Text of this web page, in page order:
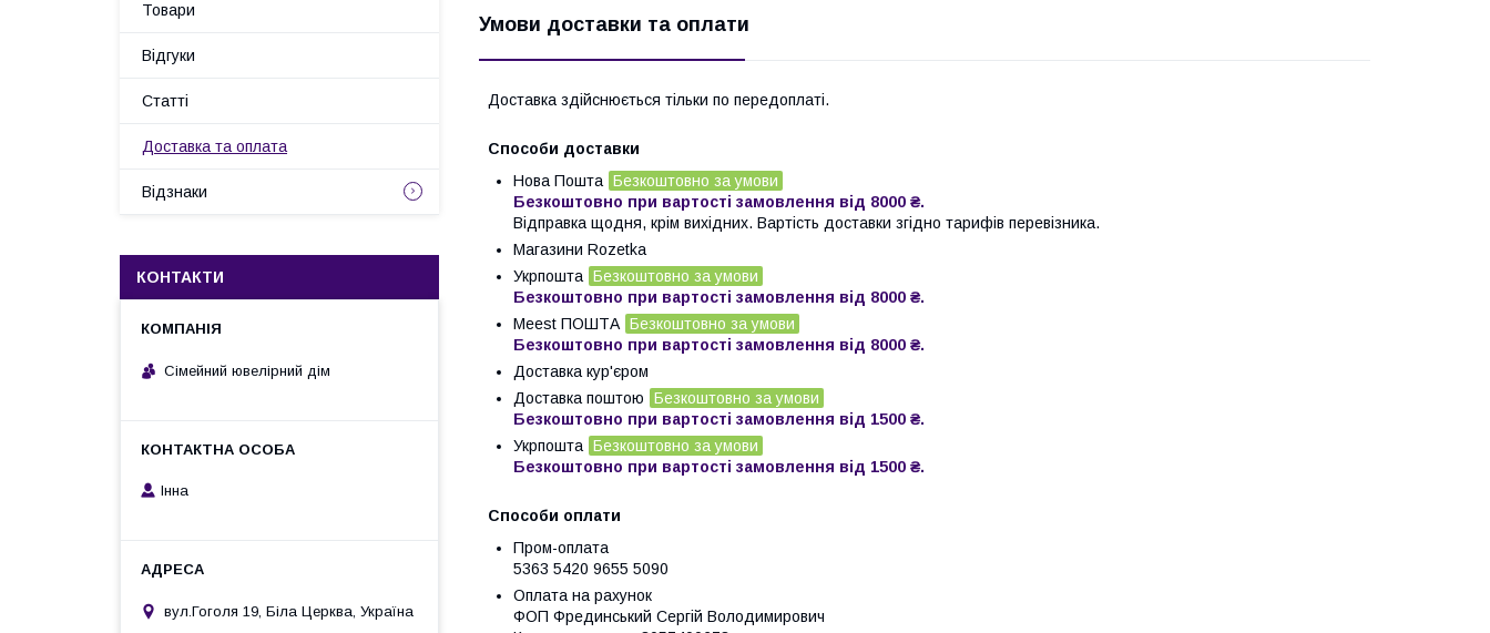
Умови доставки та оплати
Доставка здійснюється тільки по передоплаті.
Способи доставки
Нова Пошта Безкоштовно за умови
Безкоштовно при вартості замовлення від 8000 ₴.
Відправка щодня, крім вихідних. Вартість доставки згідно тарифів перевізника.
Магазини Rozetka
Укрпошта Безкоштовно за умови
Безкоштовно при вартості замовлення від 8000 ₴.
Meest ПОШТА Безкоштовно за умови
Безкоштовно при вартості замовлення від 8000 ₴.
Доставка кур'єром
Доставка поштою
Безкоштовно за умови
Безкоштовно при вартості замовлення від 1500 ₴.
Укрпошта Безкоштовно за умови
Безкоштовно при вартості замовлення від 1500 ₴.
Способи оплати
Пром-оплата
5363 5420 9655 5090
Оплата на рахунок
ФОП Фрединський Сергій Володимирович
Товари
Відгуки
Статті
Доставка та оплата
Відзнаки
КОНТАКТИ
Сімейний ювелірний дім
Інна
вул.Гоголя 19, Біла Церква, Україна